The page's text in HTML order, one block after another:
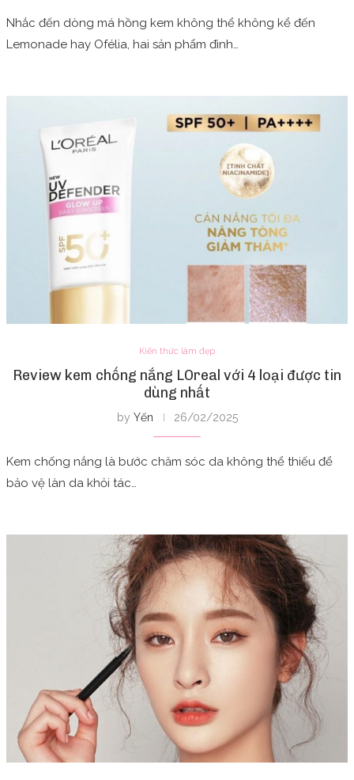
Nhắc đến dòng má hồng kem không thể không kể đến
Lemonade hay Ofélia, hai sản phẩm đình…
Kiến thức làm đẹp
Review kem chống nắng LOreal với 4 loại được tin
dùng nhất
by Yến 26/02/2025
Kem chống nắng là bước chăm sóc da không thể thiếu để
bảo vệ làn da khỏi tác…